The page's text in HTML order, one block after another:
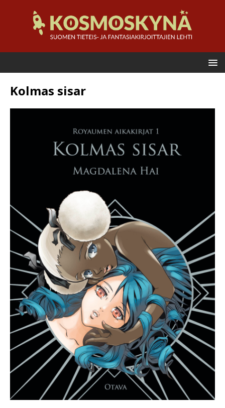
Kolmas sisar